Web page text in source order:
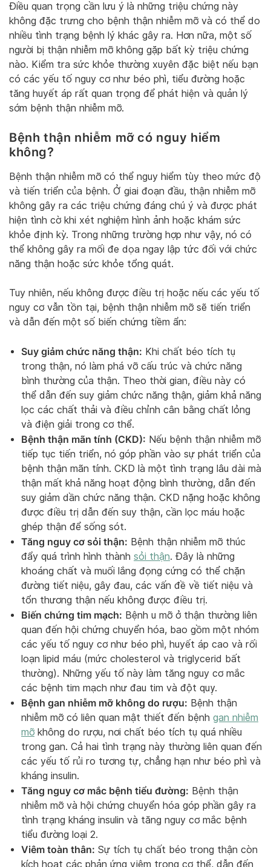
Điều quan trọng cần lưu ý là những triệu chứng này
không đặc trưng cho bệnh thận nhiễm mỡ và có thể do
nhiều tình trạng bệnh lý khác gây ra. Hơn nữa, một số
người bị thận nhiễm mỡ không gặp bất kỳ triệu chứng
nào. Kiểm tra sức khỏe thường xuyên đặc biệt nếu bạn
có các yếu tố nguy cơ như béo phì, tiểu đường hoặc
tăng huyết áp rất quan trọng để phát hiện và quản lý
sớm bệnh thận nhiễm mỡ.
Bệnh thận nhiễm mỡ có nguy hiểm
không?
Bệnh thận nhiễm mỡ có thể nguy hiểm tùy theo mức độ
và tiến triển của bệnh. Ở giai đoạn đầu, thận nhiễm mỡ
không gây ra các triệu chứng đáng chú ý và được phát
hiện tình cờ khi xét nghiệm hình ảnh hoặc khám sức
khỏe định kỳ. Trong những trường hợp như vậy, nó có
thể không gây ra mối đe dọa ngay lập tức đối với chức
năng thận hoặc sức khỏe tổng quát.
Tuy nhiên, nếu không được điều trị hoặc nếu các yếu tố
nguy cơ vẫn tồn tại, bệnh thận nhiễm mỡ sẽ tiến triển
và dẫn đến một số biến chứng tiềm ẩn:
Suy giảm chức năng thận: Khi chất béo tích tụ
trong thận, nó làm phá vỡ cấu trúc và chức năng
bình thường của thận. Theo thời gian, điều này có
thể dẫn đến suy giảm chức năng thận, giảm khả năng
lọc các chất thải và điều chỉnh cân bằng chất lỏng
và điện giải trong cơ thể.
Bệnh thận mãn tính (CKD): Nếu bệnh thận nhiễm mỡ
tiếp tục tiến triển, nó góp phần vào sự phát triển của
bệnh thận mãn tính. CKD là một tình trạng lâu dài mà
thận mất khả năng hoạt động bình thường, dẫn đến
suy giảm dần chức năng thận. CKD nặng hoặc không
được điều trị dẫn đến suy thận, cần lọc máu hoặc
ghép thận để sống sót.
Tăng nguy cơ sỏi thận: Bệnh thận nhiễm mỡ thúc
đẩy quá trình hình thành sỏi thận. Đây là những
khoáng chất và muối lắng đọng cứng có thể chặn
đường tiết niệu, gây đau, các vấn đề về tiết niệu và
tổn thương thận nếu không được điều trị.
Biến chứng tim mạch: Bệnh u mỡ ở thận thường liên
quan đến hội chứng chuyển hóa, bao gồm một nhóm
các yếu tố nguy cơ như béo phì, huyết áp cao và rối
loạn lipid máu (mức cholesterol và triglycerid bất
thường). Những yếu tố này làm tăng nguy cơ mắc
các bệnh tim mạch như đau tim và đột quỵ.
Bệnh gan nhiễm mỡ không do rượu: Bệnh thận
nhiễm mỡ có liên quan mật thiết đến bệnh gan nhiễm
mỡ không do rượu, nơi chất béo tích tụ quá nhiều
trong gan. Cả hai tình trạng này thường liên quan đến
các yếu tố rủi ro tương tự, chẳng hạn như béo phì và
kháng insulin.
Tăng nguy cơ mắc bệnh tiểu đường: Bệnh thận
nhiễm mỡ và hội chứng chuyển hóa góp phần gây ra
tình trạng kháng insulin và tăng nguy cơ mắc bệnh
tiểu đường loại 2.
Viêm toàn thân: Sự tích tụ chất béo trong thận còn
kích hoạt các phản ứng viêm trong cơ thể, dẫn đến